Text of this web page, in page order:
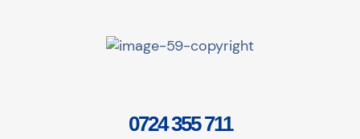
0724 355 711